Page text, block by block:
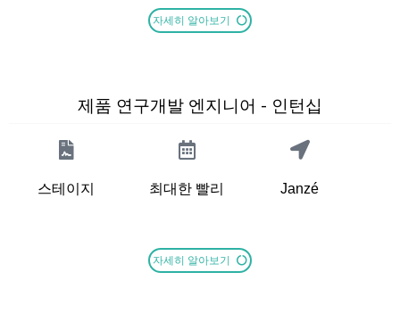
자세히 알아보기
제품 연구개발 엔지니어 - 인턴십
스테이지 최대한 빨리 Janzé
자세히 알아보기